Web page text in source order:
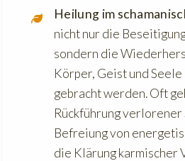
Heilung im
nicht nur die
sondern die
Körper, Geist und
gebracht werden. Oft
Rückführung
Befreiung von
die Klärung karmischer